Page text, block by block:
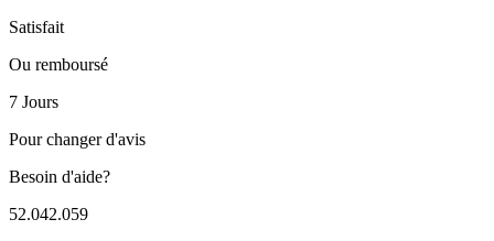
Satisfait
Ou remboursé
7 Jours
Pour changer d'avis
Besoin d'aide?
52.042.059